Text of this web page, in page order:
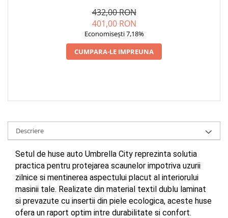
432,00 RON
401,00 RON
Economisești 7,18%
CUMPARA-LE IMPREUNA
Descriere
Setul de huse auto Umbrella City reprezinta solutia
practica pentru protejarea scaunelor impotriva uzurii
zilnice si mentinerea aspectului placut al interiorului
masinii tale. Realizate din material textil dublu laminat
si prevazute cu insertii din piele ecologica, aceste huse
ofera un raport optim intre durabilitate si confort.